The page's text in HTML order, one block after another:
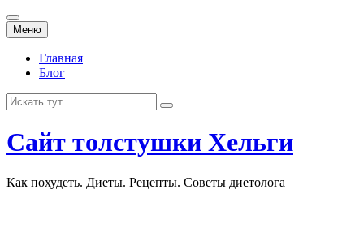
Меню Перейти
к
содержанию
Главная
Блог
Искать:
Сайт толстушки Хельги
Как похудеть. Диеты. Рецепты. Советы диетолога